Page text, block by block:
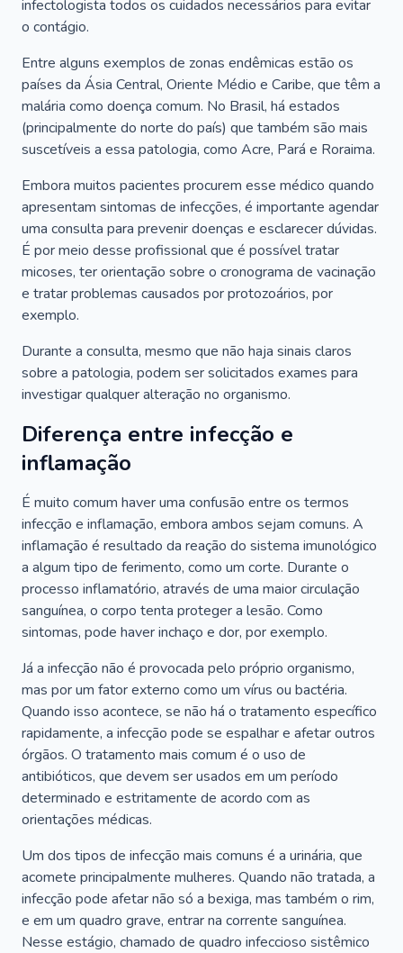
infectologista todos os cuidados necessários para evitar
o contágio.
Entre alguns exemplos de zonas endêmicas estão os
países da Ásia Central, Oriente Médio e Caribe, que têm a
malária como doença comum. No Brasil, há estados
(principalmente do norte do país) que também são mais
suscetíveis a essa patologia, como Acre, Pará e Roraima.
Embora muitos pacientes procurem esse médico quando
apresentam sintomas de infecções, é importante agendar
uma consulta para prevenir doenças e esclarecer dúvidas.
É por meio desse profissional que é possível tratar
micoses, ter orientação sobre o cronograma de vacinação
e tratar problemas causados por protozoários, por
exemplo.
Durante a consulta, mesmo que não haja sinais claros
sobre a patologia, podem ser solicitados exames para
investigar qualquer alteração no organismo.
Diferença entre infecção e
inflamação
É muito comum haver uma confusão entre os termos
infecção e inflamação, embora ambos sejam comuns. A
inflamação é resultado da reação do sistema imunológico
a algum tipo de ferimento, como um corte. Durante o
processo inflamatório, através de uma maior circulação
sanguínea, o corpo tenta proteger a lesão. Como
sintomas, pode haver inchaço e dor, por exemplo.
Já a infecção não é provocada pelo próprio organismo,
mas por um fator externo como um vírus ou bactéria.
Quando isso acontece, se não há o tratamento específico
rapidamente, a infecção pode se espalhar e afetar outros
órgãos. O tratamento mais comum é o uso de
antibióticos, que devem ser usados em um período
determinado e estritamente de acordo com as
orientações médicas.
Um dos tipos de infecção mais comuns é a urinária, que
acomete principalmente mulheres. Quando não tratada, a
infecção pode afetar não só a bexiga, mas também o rim,
e em um quadro grave, entrar na corrente sanguínea.
Nesse estágio, chamado de quadro infeccioso sistêmico